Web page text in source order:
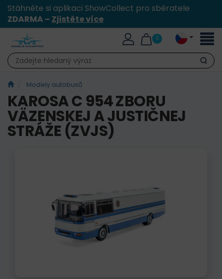
Stáhněte si aplikaci ShowCollect pro sběratele
ZDARMA – Zjistěte více
0
Hledat
Modely autobusů
KAROSA C 954 ZBORU
VÄZENSKEJ A JUSTIČNEJ
STRÁŽE (ZVJS)